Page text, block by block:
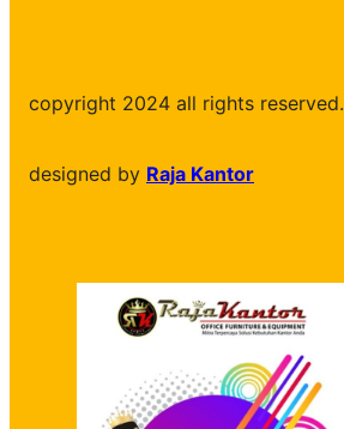
copyright 2024 all rights reserved.
designed by Raja Kantor